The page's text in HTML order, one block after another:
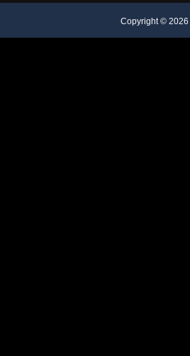
Copyright © 2026